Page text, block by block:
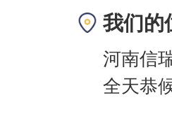
我们的
河南信
全天恭